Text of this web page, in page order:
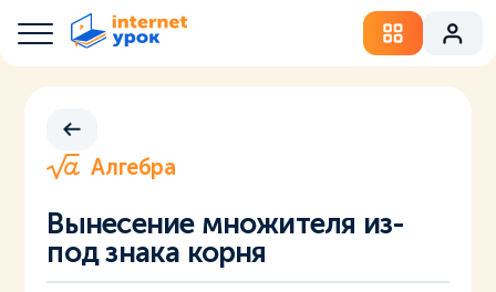
Алгебра
Вынесение множителя из-
под знака корня